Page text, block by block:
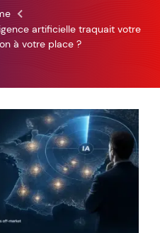
artificielle traquait votre
à votre place ?